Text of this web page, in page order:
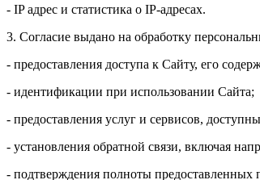
- IP адрес и статистика о IP-адресах.
3. Согласие выдано на обработку
- предоставления доступа к Сайту, его
- идентификации при использовании Сайта;
- предоставления услуг и сервисов,
- установления обратной связи, включая
- подтверждения полноты предоставленных